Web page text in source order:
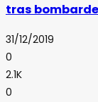
tras
31/12/2019
0
2.1K
0